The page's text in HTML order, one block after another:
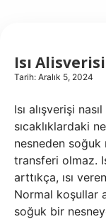
Isı
Tarih: Aralık 5, 2024
Isı alışverişi
sıcaklıklardaki
nesneden soğuk
transferi olmaz.
arttıkça, ısı
Normal koşullar
soğuk bir